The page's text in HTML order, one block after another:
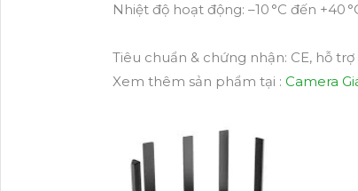
Nhiệt độ hoạt động: –10 °C đến +40
Tiêu chuẩn & chứng nhận: CE, hỗ
Xem thêm sản phẩm tại : Camera